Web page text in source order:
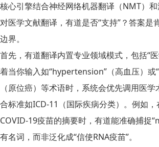
核心引擎结合神经网络机器翻译（NMT）
对医学文献翻译，有道是否“支持”？答案是
边界。
首先，有道翻译内置专业领域模式，包括“
着当你输入如“hypertension”（高血压）
（原位癌）等术语时，系统会优先调用医
合标准如ICD-11（国际疾病分类）。例如
COVID-19疫苗的摘要时，有道能准确捕捉
有名词，而非泛化成“信使RNA疫苗”。